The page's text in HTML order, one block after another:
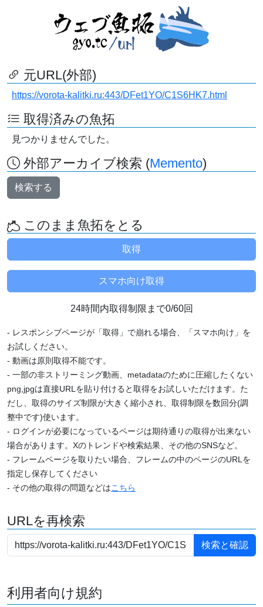
元URL(外部)
https://vorota-kalitki.ru:443/DFet1YO/C1S6HK7.html
取得済みの魚拓
見つかりませんでした。
外部アーカイブ検索 (Memento)
検索する
このまま魚拓をとる
24時間内取得制限まで0/60回
- レスポンシブページが「取得」で崩れる場合、「スマホ向け」を
お試しください。
- 動画は原則取得不能です。
- 一部の非ストリーミング動画、metadataのために圧縮したくない
png,jpgは直接URLを貼り付けると取得をお試しいただけます。た
だし、取得のサイズ制限が大きく縮小され、取得制限を数回分(調
整中です)使います。
- ログインが必要になっているページは期待通りの取得が出来ない
場合があります。Xのトレンドや検索結果、その他のSNSなど。
- フレームページを取りたい場合、フレームの中のページのURLを
指定し保存してください
- その他の取得の問題などはこちら
URLを再検索
利用者向け規約